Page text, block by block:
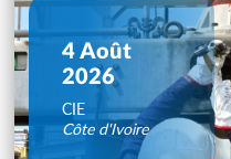
4 Août
2026
CIE
Côte d'Ivoire